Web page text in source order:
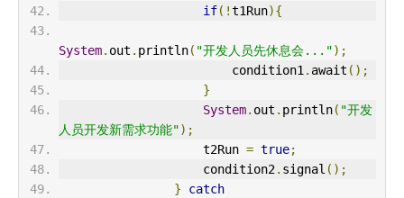
if(!t1Run){
System. out . println( "开发人员先休息会...");
                        condition1
. await ();
}
System. out . println( "开发
人员开发新需求功能");
                    t2Run
= true;
                    condition2
. signal ();
}
catch